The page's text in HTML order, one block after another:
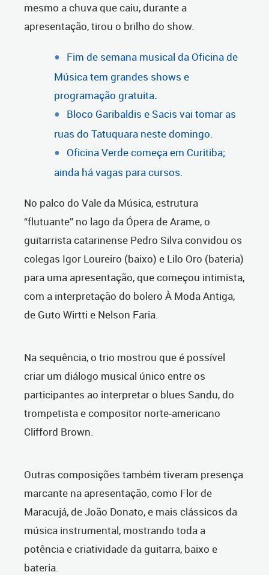
mesmo a chuva que caiu, durante a
apresentação, tirou o brilho do show.
Fim de semana musical da Oficina de
Música tem grandes shows e
programação gratuita.
Bloco Garibaldis e Sacis vai tomar as
ruas do Tatuquara neste domingo.
Oficina Verde começa em Curitiba;
ainda há vagas para cursos.
No palco do Vale da Música, estrutura
“flutuante” no lago da Ópera de Arame, o
guitarrista catarinense Pedro Silva convidou os
colegas Igor Loureiro (baixo) e Lilo Oro (bateria)
para uma apresentação, que começou intimista,
com a interpretação do bolero À Moda Antiga,
de Guto Wirtti e Nelson Faria.
Na sequência, o trio mostrou que é possível
criar um diálogo musical único entre os
participantes ao interpretar o blues Sandu, do
trompetista e compositor norte-americano
Clifford Brown.
Outras composições também tiveram presença
marcante na apresentação, como Flor de
Maracujá, de João Donato, e mais clássicos da
música instrumental, mostrando toda a
potência e criatividade da guitarra, baixo e
bateria.